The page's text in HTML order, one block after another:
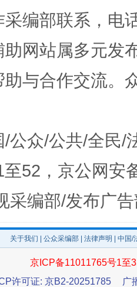
超标问题” 法
编部联系，电
网站属多元发
与合作交流。
/公众/公共/全民/
52，京公网安
采编部/发布广
关于我们 公众采编部 法律声明 | 中国
京ICP备11011765号1至
许可证: 京B2-20251785
广